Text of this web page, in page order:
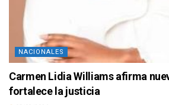
NACIONALES
Carmen Lidia Williams afirma
fortalece la justicia